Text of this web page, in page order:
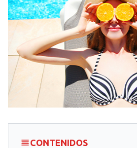
CONTENIDOS